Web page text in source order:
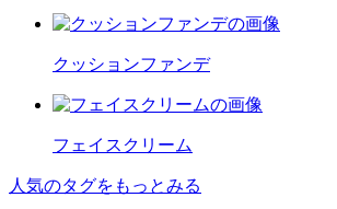
クッションファンデ
フェイスクリーム
人気のタグをもっとみる